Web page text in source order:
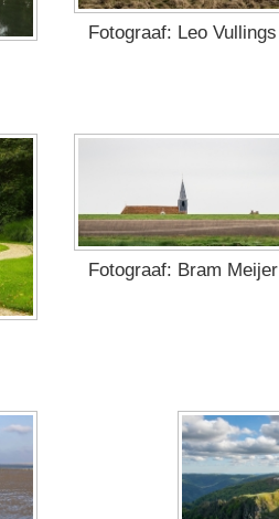
Fotograaf: Leo Vullings
Fotograaf: Bram Meijer